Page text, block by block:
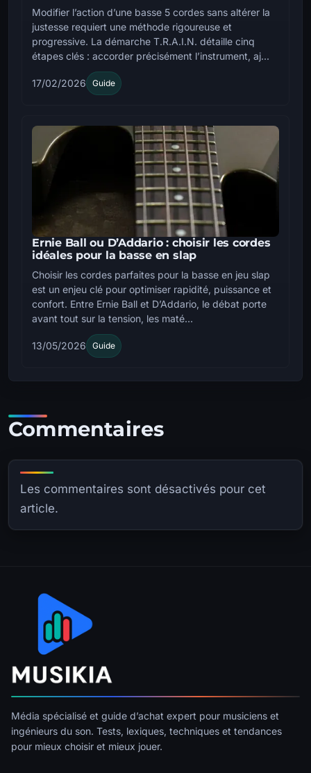
Modifier l’action d’une basse 5 cordes sans altérer la
justesse requiert une méthode rigoureuse et
progressive. La démarche T.R.A.I.N. détaille cinq
étapes clés : accorder précisément l’instrument, aj...
17/02/2026 Guide
Ernie Ball ou D’Addario : choisir les cordes
idéales pour la basse en slap
Choisir les cordes parfaites pour la basse en jeu slap
est un enjeu clé pour optimiser rapidité, puissance et
confort. Entre Ernie Ball et D’Addario, le débat porte
avant tout sur la tension, les maté...
13/05/2026 Guide
Commentaires
Les commentaires sont désactivés pour cet
article.
Média spécialisé et guide d’achat expert pour musiciens et
ingénieurs du son. Tests, lexiques, techniques et tendances
pour mieux choisir et mieux jouer.